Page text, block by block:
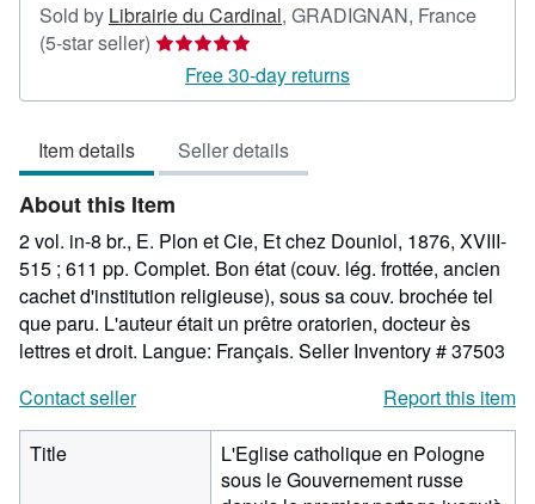
Sold by Librairie du Cardinal, GRADIGNAN, France
(5-star seller) Seller
rating
5
5
stars
Free 30-day returns
Item details Seller details
About this Item
2 vol. in-8 br., E. Plon et Cie, Et chez Douniol, 1876, XVIII-
515 ; 611 pp. Complet. Bon état (couv. lég. frottée, ancien
cachet d'institution religieuse), sous sa couv. brochée tel
que paru. L'auteur était un prêtre oratorien, docteur ès
lettres et droit. Langue: Français. Seller Inventory # 37503
Contact seller
Report this item
Title
L'Eglise catholique en Pologne
sous le Gouvernement russe